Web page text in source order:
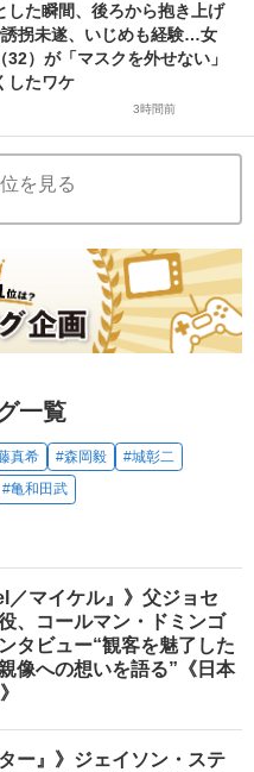
した瞬間、後ろから抱き上げ
拐未遂、いじめも経験…女
32）が「マスクを外せない」
したワケ
3時間前
を見る
一覧
真希 #森岡毅
#城彰二
#亀和田武
／マイケル』》父ジョセ
、コールマン・ドミンゴ
タビュー“観客を魅了した
像への想いを語る”《日本
ー』》ジェイソン・ステ